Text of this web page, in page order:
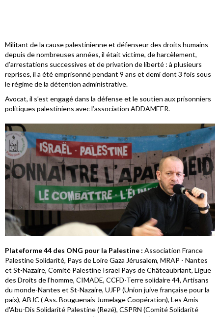
Militant de la cause palestinienne et défenseur des droits humains
depuis de nombreuses années, il était victime, de harcèlement,
d’arrestations successives et de privation de liberté : à plusieurs
reprises, il a été emprisonné pendant 9 ans et demi dont 3 fois sous
le régime de la détention administrative.
Avocat, il s’est engagé dans la défense et le soutien aux prisonniers
politiques palestiniens avec l’association ADDAMEER.
Plateforme 44 des ONG pour la Palestine : Association France
Palestine Solidarité, Pays de Loire Gaza Jérusalem, MRAP - Nantes
et St-Nazaire, Comité Palestine Israël Pays de Châteaubriant, Ligue
des Droits de l’homme, CIMADE, CCFD-Terre solidaire 44, Artisans
du monde-Nantes et St-Nazaire, UJFP (Union juive française pour la
paix), ABJC ( Ass. Bouguenais Jumelage Coopération), Les Amis
d'Abu-Dis Solidarité Palestine (Rezé), CSPRN (Comité Solidarité